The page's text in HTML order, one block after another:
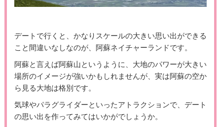
デートで行くと、かなりスケールの大きい思い出ができる
こと間違いなしなのが、阿蘇ネイチャーランドです。
阿蘇と言えば阿蘇山というように、大地のパワーが大きい
場所のイメージが強いかもしれませんが、実は阿蘇の空か
ら見る大地は格別です。
気球やパラグライダーといったアトラクションで、デート
の思い出を作ってみてはいかがでしょうか。